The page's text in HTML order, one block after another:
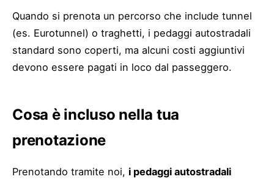
Quando si prenota un percorso che include tunnel
(es. Eurotunnel) o traghetti, i pedaggi autostradali
standard sono coperti, ma alcuni costi aggiuntivi
devono essere pagati in loco dal passeggero.
Cosa è incluso nella tua
prenotazione
Prenotando tramite noi, i pedaggi autostradali